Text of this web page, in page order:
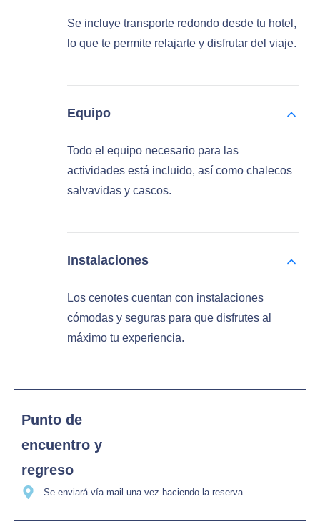
Se incluye transporte redondo desde tu hotel,
lo que te permite relajarte y disfrutar del viaje.
Equipo
Todo el equipo necesario para las
actividades está incluido, así como chalecos
salvavidas y cascos.
Instalaciones
Los cenotes cuentan con instalaciones
cómodas y seguras para que disfrutes al
máximo tu experiencia.
Punto de
encuentro y
regreso
Se enviará vía mail una vez haciendo la reserva